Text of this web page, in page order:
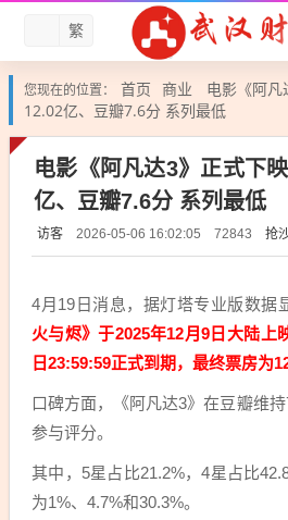
繁
您现在的位置： 首页 商业
电影《阿凡
12.02亿、豆瓣7.6分 系列最低
电影《阿凡达3》正式下
亿、豆瓣7.6分 系列最低
访客 2026-05-06 16:02:05 72843 抢
4月19日消息，据灯塔专业版数据
火与烬》于2025年12月9日大陆上
日23:59:59正式到期，最终票房为
口碑方面，《阿凡达3》在豆瓣维
参与评分。
其中，5星占比21.2%，4星占比
为1%、4.7%和30.3%。